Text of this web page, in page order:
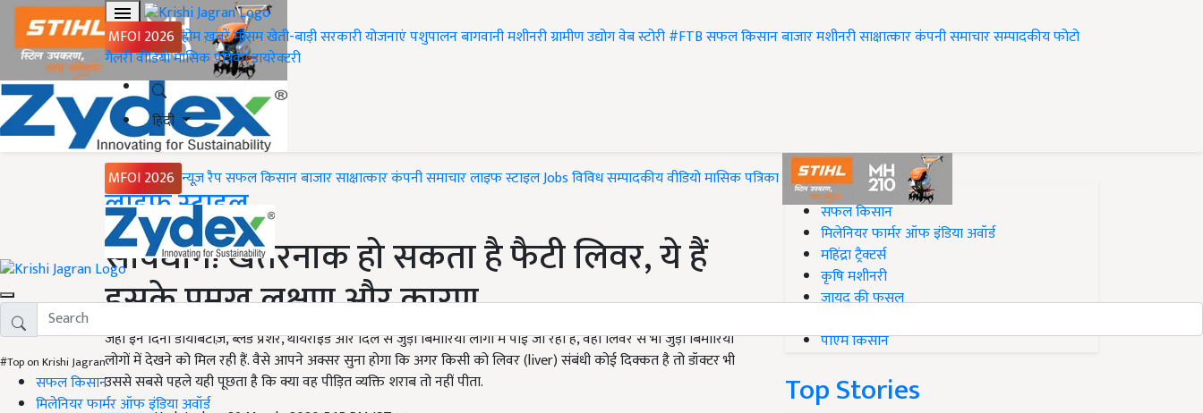
MFOI 2026 होमख़बरेंमौसमखेती-बाड़ीसरकारी योजनाएंपशुपालनबागवानीमशीनरीग्रामीण उद्योगवेब स्टोरी#FTBसफल किसानबाजारमशीनरीसाक्षात्कारकंपनी समाचारसम्पादकीयफोटो
गैलरीवीडियोमासिक पत्रिकाडायरेक्टरी
हिंदी
MFOI 2026 न्यूज़ रैपसफल किसानबाजारसाक्षात्कारकंपनी समाचारलाइफ स्टाइलJobsविविधसम्पादकीयवीडियोमासिक पत्रिका
#Top on Krishi Jagran
सफल किसान
मिलेनियर फार्मर ऑफ इंडिया अवॉर्ड
Home
लाइफ स्टाइल
सावधान! खतरनाक हो सकता है फैटी लिवर, ये हैं
इसके प्रमुख लक्षण और कारण
जहां इन दिनों डायबिटीज़, ब्लड प्रेशर, थायरॉइड और दिल से जुड़ी बिमारियां लोगों में पाई जा रही हैं, वहीं लिवर से भी जुड़ी बिमारियां
लोगों में देखने को मिल रही हैं. वैसे आपने अक्सर सुना होगा कि अगर किसी को लिवर (liver) संबंधी कोई दिक्कत है तो डॉक्टर भी
उससे सबसे पहले यही पूछता है कि क्या वह पीड़ित व्यक्ति शराब तो नहीं पीता.
#Top on Krishi Jagran
सफल किसान
मिलेनियर फार्मर ऑफ इंडिया अवॉर्ड
महिंद्रा ट्रैक्टर्स
कृषि मशीनरी
जायद की फसल
पीएम किसान
Top Stories